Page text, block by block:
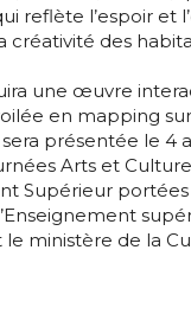
reflète l’espoir et
créativité des
une œuvre
en mapping
présentée le 4
Arts et
Supérieur
ministère de la